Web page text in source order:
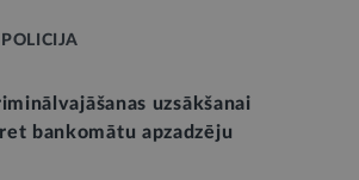
uzsākšanai
bankomātu apzadzēju